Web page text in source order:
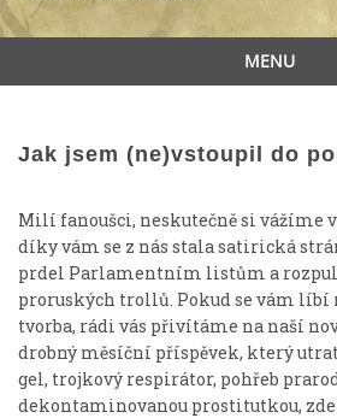
MENU
content
Jak jsem (ne)vstoupil do
Milí fanoušci, neskutečně si vážíme
díky vám se z nás stala satirická
prdel Parlamentním listům a
proruských trollů. Pokud se vám líbí
tvorba, rádi vás přivítáme na naší
drobný měsíční příspěvek, který
gel, trojkový respirátor, pohřeb
dekontaminovanou prostitutkou,